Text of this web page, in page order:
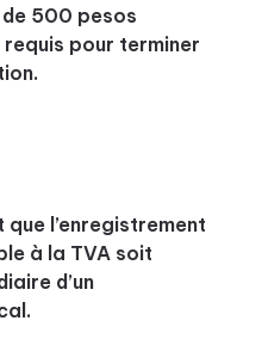
500 pesos
pour terminer
que l’enregistrement
à la TVA soit
d’un